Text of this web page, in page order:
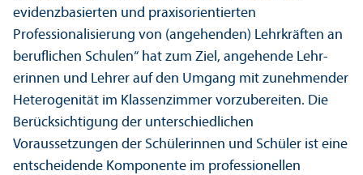
evidenz­basierten und praxis­orientierten
Professionalisierung von (angehenden) Lehr­kräften an
beruflichen Schulen“ hat zum Ziel, angehende Lehr­
erinnen und Lehrer auf den Umgang mit zunehmender
Heterogenität im Klassenzimmer vorzubereiten. Die
Berücksichtigung der unter­schiedlichen
Voraussetzungen der Schülerinnen und Schüler ist eine
entscheidende Komponente im professionellen